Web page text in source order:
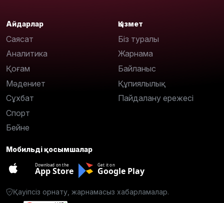
Айдарлар
Саясат
Аналитика
Қоғам
Мәдениет
Сұхбат
Спорт
Бейне
Қызмет
Біз туралы
Жарнама
Байланыс
Құпиялылық
Пайдалану ережесі
Мобильді қосымшалар
Download on the
App Store
Get it on
Google Play
Қауіпсіз орнату, жарнамасыз хабарламалар.